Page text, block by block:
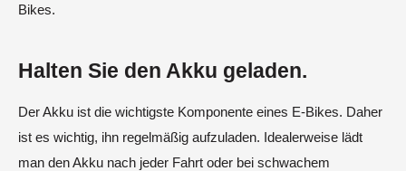
Bikes.
Halten Sie den Akku geladen.
Der Akku ist die wichtigste Komponente eines E-Bikes. Daher
ist es wichtig, ihn regelmäßig aufzuladen. Idealerweise lädt
man den Akku nach jeder Fahrt oder bei schwachem